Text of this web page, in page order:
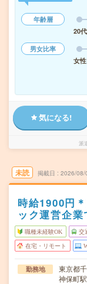
年齢層
20代
男女比率
女性
気になる!
派
未読 掲載日 2026/08/
時給1900円
ック運営企
職種未経験OK 交
在宅・リモート
勤務地
東京都
神保町